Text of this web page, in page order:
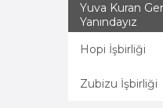
Yuva Kuran
Yanındayız
Hopi İşbirliği
Zubizu İşbirliği